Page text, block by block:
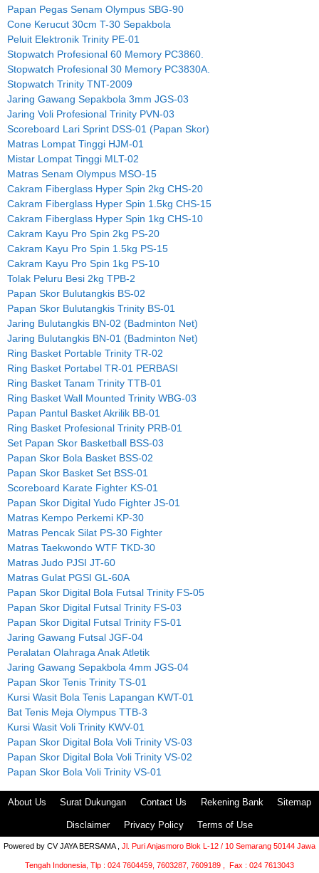
Papan Pegas Senam Olympus SBG-90
Cone Kerucut 30cm T-30 Sepakbola
Peluit Elektronik Trinity PE-01
Stopwatch Profesional 60 Memory PC3860.
Stopwatch Profesional 30 Memory PC3830A.
Stopwatch Trinity TNT-2009
Jaring Gawang Sepakbola 3mm JGS-03
Jaring Voli Profesional Trinity PVN-03
Scoreboard Lari Sprint DSS-01 (Papan Skor)
Matras Lompat Tinggi HJM-01
Mistar Lompat Tinggi MLT-02
Matras Senam Olympus MSO-15
Cakram Fiberglass Hyper Spin 2kg CHS-20
Cakram Fiberglass Hyper Spin 1.5kg CHS-15
Cakram Fiberglass Hyper Spin 1kg CHS-10
Cakram Kayu Pro Spin 2kg PS-20
Cakram Kayu Pro Spin 1.5kg PS-15
Cakram Kayu Pro Spin 1kg PS-10
Tolak Peluru Besi 2kg TPB-2
Papan Skor Bulutangkis BS-02
Papan Skor Bulutangkis Trinity BS-01
Jaring Bulutangkis BN-02 (Badminton Net)
Jaring Bulutangkis BN-01 (Badminton Net)
Ring Basket Portable Trinity TR-02
Ring Basket Portabel TR-01 PERBASI
Ring Basket Tanam Trinity TTB-01
Ring Basket Wall Mounted Trinity WBG-03
Papan Pantul Basket Akrilik BB-01
Ring Basket Profesional Trinity PRB-01
Set Papan Skor Basketball BSS-03
Papan Skor Bola Basket BSS-02
Papan Skor Basket Set BSS-01
Scoreboard Karate Fighter KS-01
Papan Skor Digital Yudo Fighter JS-01
Matras Kempo Perkemi KP-30
Matras Pencak Silat PS-30 Fighter
Matras Taekwondo WTF TKD-30
Matras Judo PJSI JT-60
Matras Gulat PGSI GL-60A
Papan Skor Digital Bola Futsal Trinity FS-05
Papan Skor Digital Futsal Trinity FS-03
Papan Skor Digital Futsal Trinity FS-01
Jaring Gawang Futsal JGF-04
Peralatan Olahraga Anak Atletik
Jaring Gawang Sepakbola 4mm JGS-04
Papan Skor Tenis Trinity TS-01
Kursi Wasit Bola Tenis Lapangan KWT-01
Bat Tenis Meja Olympus TTB-3
Kursi Wasit Voli Trinity KWV-01
Papan Skor Digital Bola Voli Trinity VS-03
Papan Skor Digital Bola Voli Trinity VS-02
Papan Skor Bola Voli Trinity VS-01
About Us Surat Dukungan Contact Us Rekening Bank Sitemap
Disclaimer Privacy Policy Terms of Use
Powered by CV JAYA BERSAMA , Jl. Puri Anjasmoro Blok L-12 / 10 Semarang 50144 Jawa
Tengah Indonesia, Tlp : 024 7604459, 7603287, 7609189 , Fax : 024 7613043